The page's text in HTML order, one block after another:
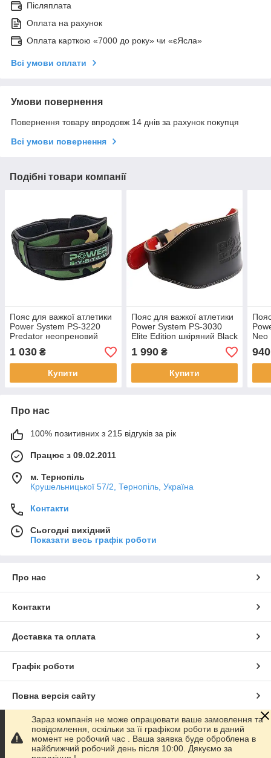
Післяплата
Оплата на рахунок
Оплата карткою «7000 до року» чи «єЯсла»
Всі умови оплати
Умови повернення
Повернення товару впродовж 14 днів за рахунок покупця
Всі умови повернення
Подібні товари компанії
Пояс для важкої атлетики
Power System PS-3220
Predator неопреновий
1 030 ₴
Купити
Пояс для важкої атлетики
Power System PS-3030
Elite Edition шкіряний Black
1 990₴
Купити
Neo
940
Про нас
100% позитивних з 215 відгуків за рік
Працює з 09.02.2011
м. Тернопіль
Крушельницької 57/2, Тернопіль, Україна
Контакти
Сьогодні вихідний
Показати весь графік роботи
Про нас
Контакти
Доставка та оплата
Графік роботи
Повна версія сайту
Сайт створено на маркетплейсіProm.ua
Політика конфіденційності
Зараз компанія не може опрацювати ваше замовлення та
повідомлення, оскільки за її графіком роботи в даний
момент не робочий час . Ваша заявка буде оброблена в
найближчий робочий день після 10:00. Дякуємо за